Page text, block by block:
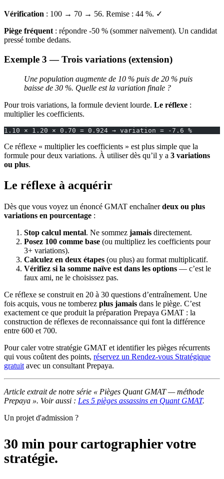
Vérification : 100 → 70 → 56. Remise : 44 %. ✓
Piège fréquent : répondre -50 % (sommer naïvement). Un candidat
pressé tombe dedans.
Exemple 3 — Trois variations (extension)
Une population augmente de 10 % puis de 20 % puis
baisse de 30 %. Quelle est la variation finale ?
Pour trois variations, la formule devient lourde. Le réflexe :
multiplier les coefficients.
1.10 × 1.20 × 0.70 = 0.924 → variation = -7.6 %
Ce réflexe « multiplier les coefficients » est plus simple que la
formule pour deux variations. À utiliser dès qu’il y a 3 variations
ou plus.
Le réflexe à acquérir
Dès que vous voyez un énoncé GMAT enchaînerdeux ou plus
variations en pourcentage :
Stop calcul mental. Ne sommez jamais directement.
Posez 100 comme base (ou multipliez les coefficients pour
3+ variations).
Calculez en deux étapes (ou plus) au format multiplicatif.
Vérifiez si la somme naïve est dans les options — c’est le
faux ami, ne le choisissez pas.
Ce réflexe se construit en 20 à 30 questions d’entraînement. Une
fois acquis, vous ne tomberez plus jamais dans le piège. C’est
exactement ce que produit la préparation Prepaya GMAT : la
construction de réflexes de reconnaissance qui font la différence
entre 600 et 700.
Pour caler votre stratégie GMAT et identifier les pièges récurrents
qui vous coûtent des points, réservez un Rendez-vous Stratégique
gratuit avec un consultant Prepaya.
Article extrait de notre série « Pièges Quant GMAT — méthode
Prepaya ». Voir aussi : Les 5 pièges assassins en Quant GMAT.
Un projet d'admission ?
30 min pour cartographier votre
stratégie.